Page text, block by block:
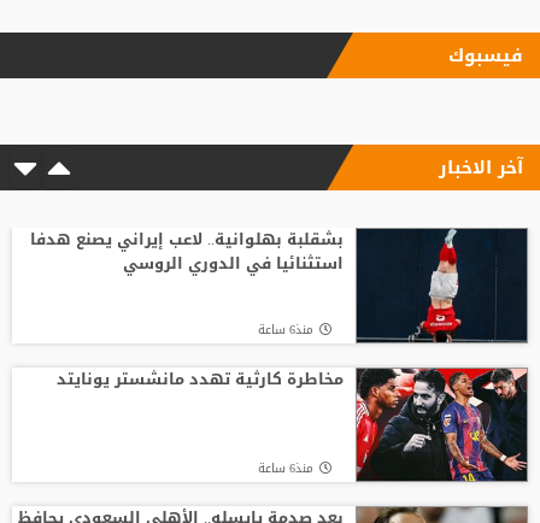
استدعاء محمد صلاح للمثول أمام القضاء
"أنفيلد"
ميسي يصل إلى الأرجنتين.. الكشف عن
تفاصيل جنازة والده
مفاجأة.. الأهلي المصري يرفض صفقة
بيراميدز
فيسبوك
آخر الاخبار
بشقلبة بهلوانية.. لاعب إيراني يصنع هدفا
استثنائيا في الدوري الروسي
منذ6 ساعة
مخاطرة كارثية تهدد مانشستر يونايتد
منذ6 ساعة